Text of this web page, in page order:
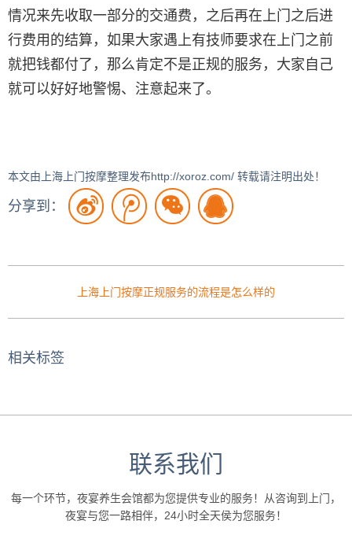
情况来先收取一部分的交通费，之后再在上门之后进
行费用的结算，如果大家遇上有技师要求在上门之前
就把钱都付了，那么肯定不是正规的服务，大家自己
就可以好好地警惕、注意起来了。
本文由上海上门按摩整理发布http://xoroz.com/ 转载请注明出处！
分享到：
上海上门按摩正规服务的流程是怎么样的
相关标签
联系我们
每一个环节，夜宴养生会馆都为您提供专业的服务！从咨询到上门，
夜宴与您一路相伴，24小时全天侯为您服务！